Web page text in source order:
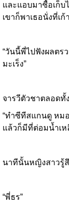
และแอบมาซื้อเก็บ
เขาก็พาเธอนั่งที่เ
“วันนี้พี่ไปฟังผลตร
มะเร็ง”
จารวีตัวชาตลอดทั้
“ทำซีทีสแกนดู หมอ
แล้วก็มีที่ต่อมน้ำเห
นาทีนั้นหญิงสาวรู้สึ
“พี่ธร”